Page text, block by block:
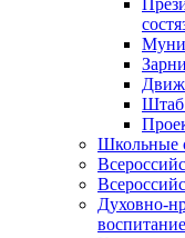
Школьные
Духовно-
воспитание